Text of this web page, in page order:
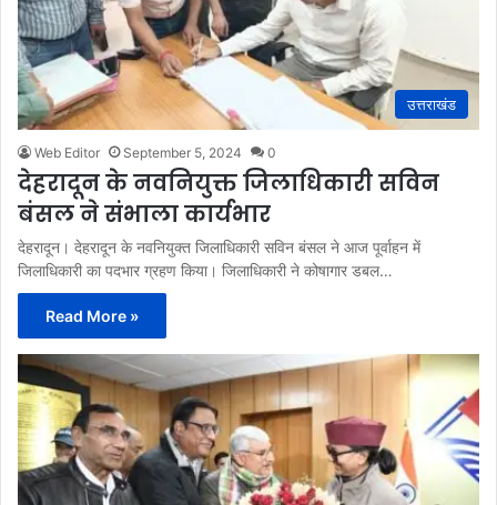
उत्तराखंड
Web Editor September 5, 2024 0
देहरादून के नवनियुक्त जिलाधिकारी सविन
बंसल ने संभाला कार्यभार
देहरादून। देहरादून के नवनियुक्त जिलाधिकारी सविन बंसल ने आज पूर्वाहन में
जिलाधिकारी का पदभार ग्रहण किया। जिलाधिकारी ने कोषागार डबल…
Read More »